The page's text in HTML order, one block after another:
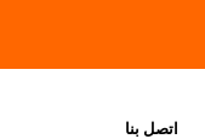
اتصل بنا